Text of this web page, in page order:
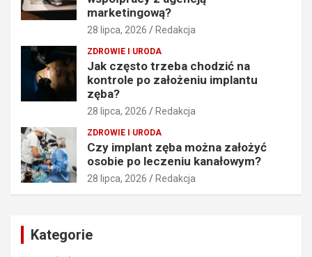
marketingową?
28 lipca, 2026 Redakcja
ZDROWIE I URODA
Jak często trzeba chodzić na
kontrole po założeniu implantu
zęba?
28 lipca, 2026 Redakcja
ZDROWIE I URODA
Czy implant zęba można założyć
osobie po leczeniu kanałowym?
28 lipca, 2026 Redakcja
Kategorie